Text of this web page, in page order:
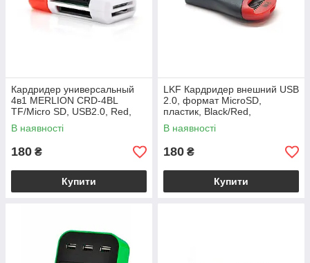
Кардридер универсальный
4в1 MERLION CRD-4BL
TF/Micro SD, USB2.0, Red,
OEM Q1500
В наявності
180 ₴
Купити
LKF Кардридер внешний USB
2.0, формат MicroSD,
пластик, Black/Red,
(Техпакет)
В наявності
180 ₴
Купити